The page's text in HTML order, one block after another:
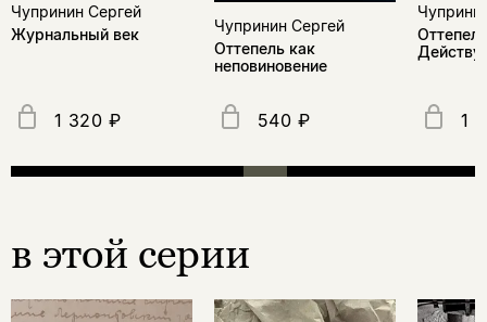
Чупринин Сергей
Журнальный век
1 320 ₽
Чупринин Сергей
Оттепель как
неповиновение
540 ₽ 1
в этой серии